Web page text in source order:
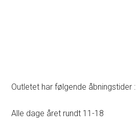
Outletet har følgende åbningstider :
Alle dage året rundt 11-18